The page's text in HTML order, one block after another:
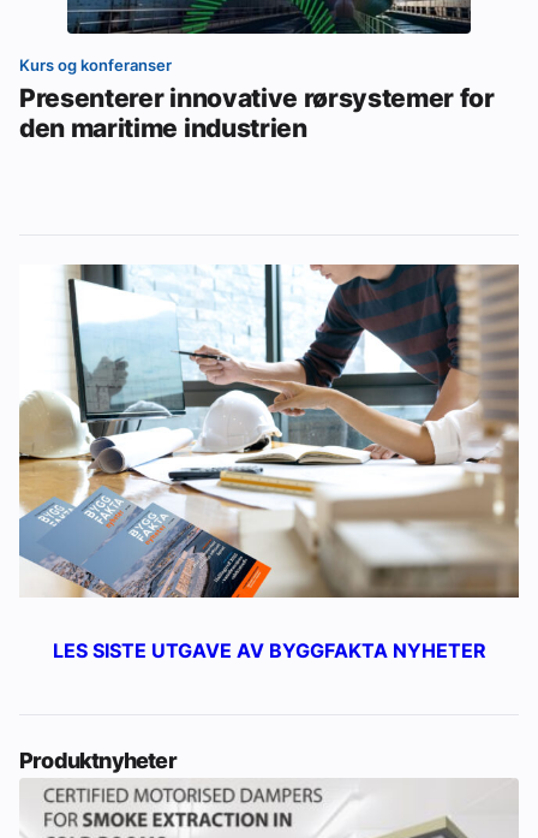
Kurs og konferanser
Presenterer innovative rørsystemer for
den maritime industrien
LES SISTE UTGAVE AV BYGGFAKTA NYHETER
Produktnyheter